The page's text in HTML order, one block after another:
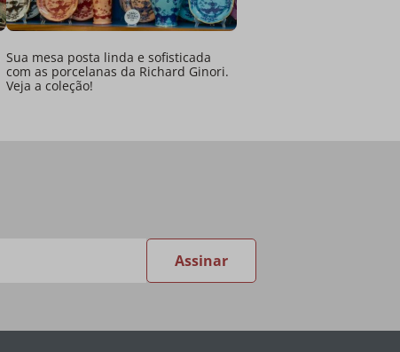
Sua mesa posta linda e sofisticada
com as porcelanas da Richard Ginori.
Veja a coleção!
Assinar